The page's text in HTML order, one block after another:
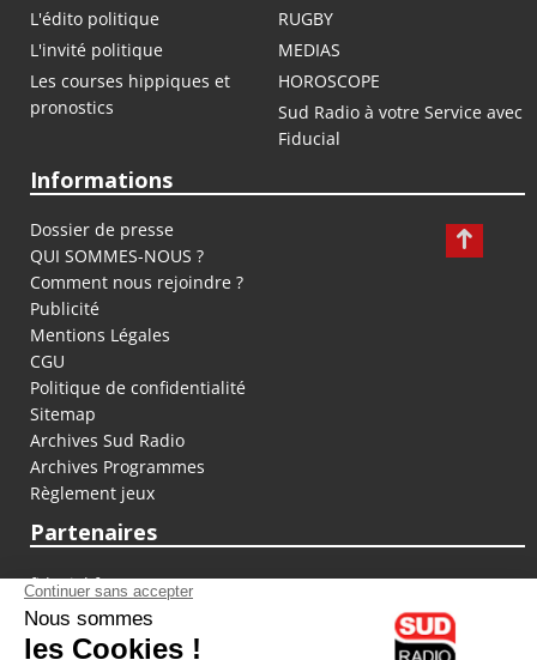
L'édito politique
RUGBY
L'invité politique
MEDIAS
Les courses hippiques et
pronostics
HOROSCOPE
Sud Radio à votre Service avec
Fiducial
Informations
Dossier de presse
QUI SOMMES-NOUS ?
Comment nous rejoindre ?
Publicité
Mentions Légales
CGU
Politique de confidentialité
Sitemap
Archives Sud Radio
Archives Programmes
Règlement jeux
Partenaires
fiducial.fr
lyoncapitale.fr
olympique-et-lyonnais.com